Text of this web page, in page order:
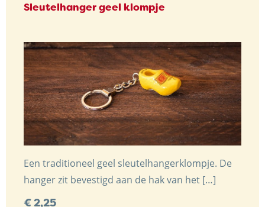
Sleutelhanger geel klompje
Een traditioneel geel sleutelhangerklompje. De
hanger zit bevestigd aan de hak van het […]
€2,25